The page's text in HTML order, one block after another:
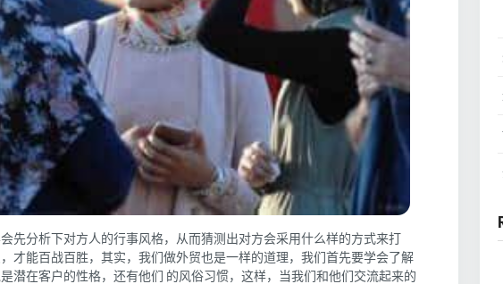
先分析下对方人的行事风格，从而猜测出对方会采用什么样的方式来打
才能百战百胜，其实，我们做外贸也是一样的道理，我们首先要学会了解
潜在客户的性格，还有他们 的风俗习惯，这样，当我们和他们交流起来的